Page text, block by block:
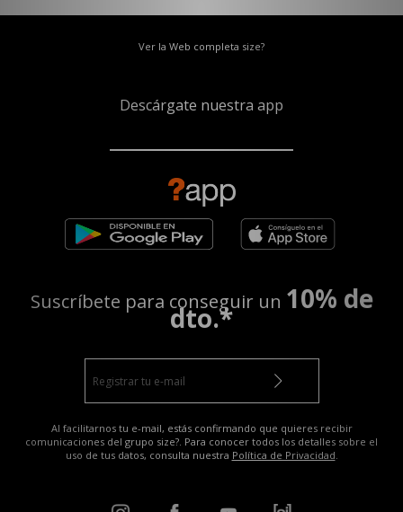
Ver la Web completa size?
Descárgate nuestra app
Suscríbete para conseguir un 10% de
dto.*
Al facilitarnos tu e-mail, estás confirmando que quieres recibir
comunicaciones del grupo size?. Para conocer todos los detalles sobre el
uso de tus datos, consulta nuestra Política de Privacidad.